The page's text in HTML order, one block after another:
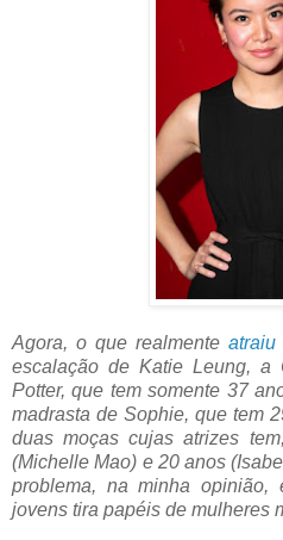
Agora, o que realmente
escalação de Katie Leung, a
Potter, que tem somente 37
madrasta de Sophie, que tem
duas moças cujas atrizes
(Michelle Mao) e 20 anos (
problema, na minha opinião,
jovens tira papéis de mulheres